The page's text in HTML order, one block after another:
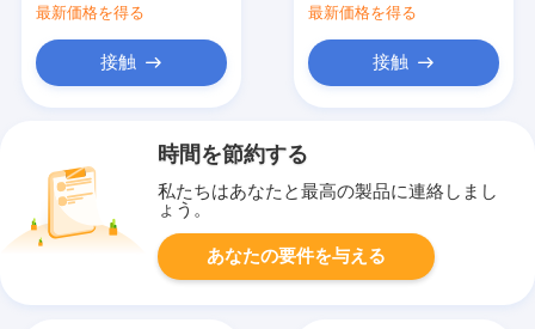
最新価格を得る
接触
最新価格を得る
接触
時間を節約する
私たちはあなたと最高の製品に連絡しまし
ょう。
あなたの要件を与える